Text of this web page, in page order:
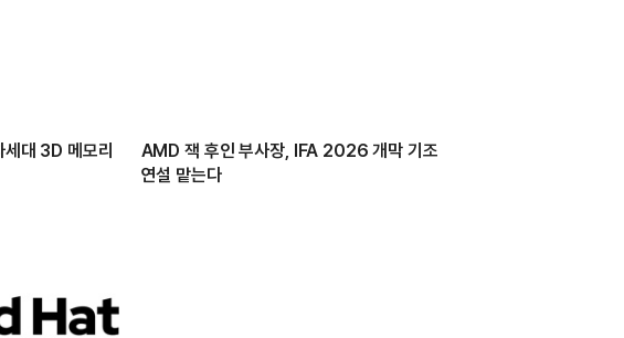
대 3D 메모리
AMD 잭 후인 부사장, IFA 2026 개막 기조
연설 맡는다